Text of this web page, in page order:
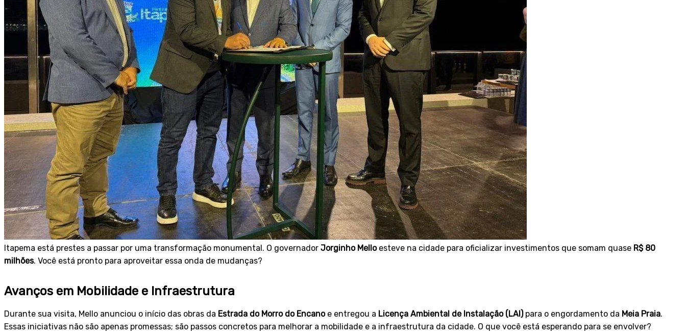
Itapema está prestes a passar por uma transformação monumental. O governador Jorginho Melloesteve na cidade para oficializar investimentos que somam quase R$ 80
milhões. Você está pronto para aproveitar essa onda de mudanças?
Avanços em Mobilidade e Infraestrutura
Durante sua visita, Mello anunciou o início das obras da Estrada do Morro do Encanoe entregou a Licença Ambiental de Instalação (LAI)para o engordamento da Meia Praia.
Essas iniciativas não são apenas promessas; são passos concretos para melhorar a mobilidade e a infraestrutura da cidade. O que você está esperando para se envolver?